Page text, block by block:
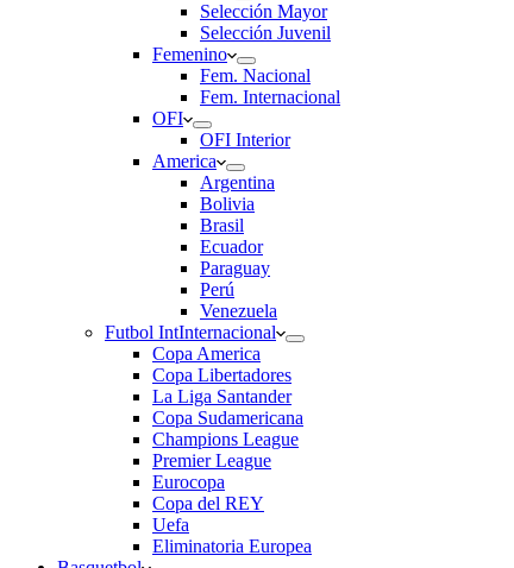
Selección Mayor
Selección Juvenil
Femenino
Fem. Nacional
Fem. Internacional
OFI
OFI Interior
America
Argentina
Bolivia
Brasil
Ecuador
Paraguay
Perú
Venezuela
Futbol IntInternacional
Copa America
Copa Libertadores
La Liga Santander
Copa Sudamericana
Champions League
Premier League
Eurocopa
Copa del REY
Uefa
Eliminatoria Europea